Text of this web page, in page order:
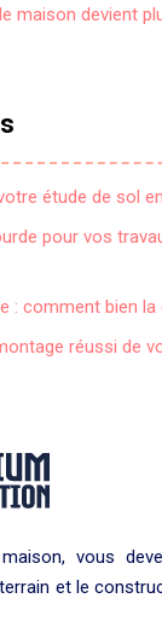
maison devient
étude de sol
pour vos
: comment bien la
réussi de
vous
et le